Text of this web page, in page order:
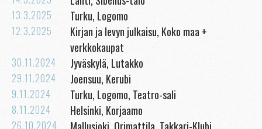
13.3.2025 Turku, Logomo
12.3.2025
Kirjan ja levyn julkaisu, Koko maa +
verkkokaupat
30.11.2024 Jyväskylä, Lutakko
29.11.2024 Joensuu, Kerubi
9.11.2024 Turku, Logomo, Teatro-sali
8.11.2024 Helsinki, Korjaamo
26.10.2024 Mallusjoki, Orimattila, Takkari-Klubi